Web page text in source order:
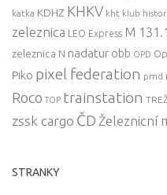
katka KDHZ KHKV kht klub
zeleznica LEO Express M
zeleznica N nadatur obb OPD
Piko pixel federation pmd
Roco TOP trainstation TREŽ
zssk cargo ČD Železnicní
STRANKY